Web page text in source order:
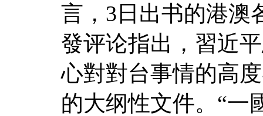
言，3日出书的港澳
發评论指出，習近
心對對台事情的高
的大纲性文件。“一